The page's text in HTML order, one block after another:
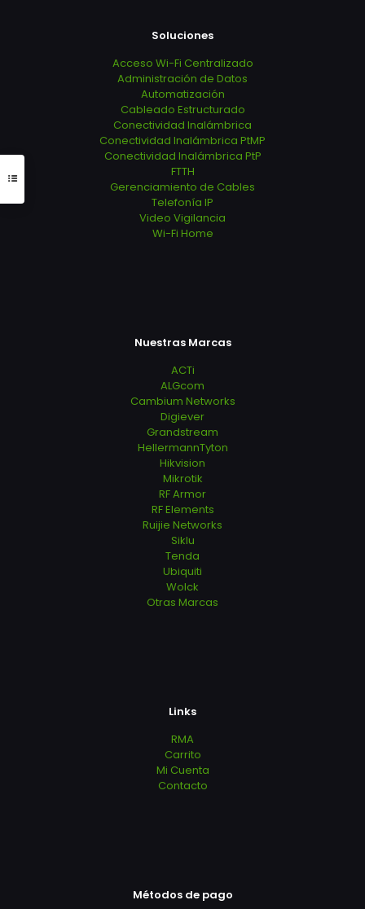
Soluciones
Acceso Wi-Fi Centralizado
Administración de Datos
Automatización
Cableado Estructurado
Conectividad Inalámbrica
Conectividad Inalámbrica PtMP
Conectividad Inalámbrica PtP
FTTH
Gerenciamiento de Cables
Telefonía IP
Video Vigilancia
Wi-Fi Home
Nuestras Marcas
ACTi
ALGcom
Cambium Networks
Digiever
Grandstream
HellermannTyton
Hikvision
Mikrotik
RF Armor
RF Elements
Ruijie Networks
Siklu
Tenda
Ubiquiti
Wolck
Otras Marcas
Links
RMA
Carrito
Mi Cuenta
Contacto
Métodos de pago